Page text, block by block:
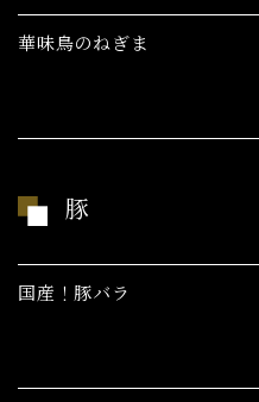
華味鳥のねぎま
豚
国産！豚バラ